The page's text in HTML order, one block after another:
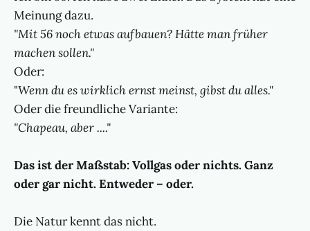
Meinung dazu.
"Mit 56 noch etwas aufbauen? Hätte man früher
machen sollen."
Oder:
"Wenn du es wirklich ernst meinst, gibst du alles."
Oder die freundliche Variante:
"Chapeau, aber ...."
Das ist der Maßstab: Vollgas oder nichts. Ganz
oder gar nicht. Entweder – oder.
Die Natur kennt das nicht.